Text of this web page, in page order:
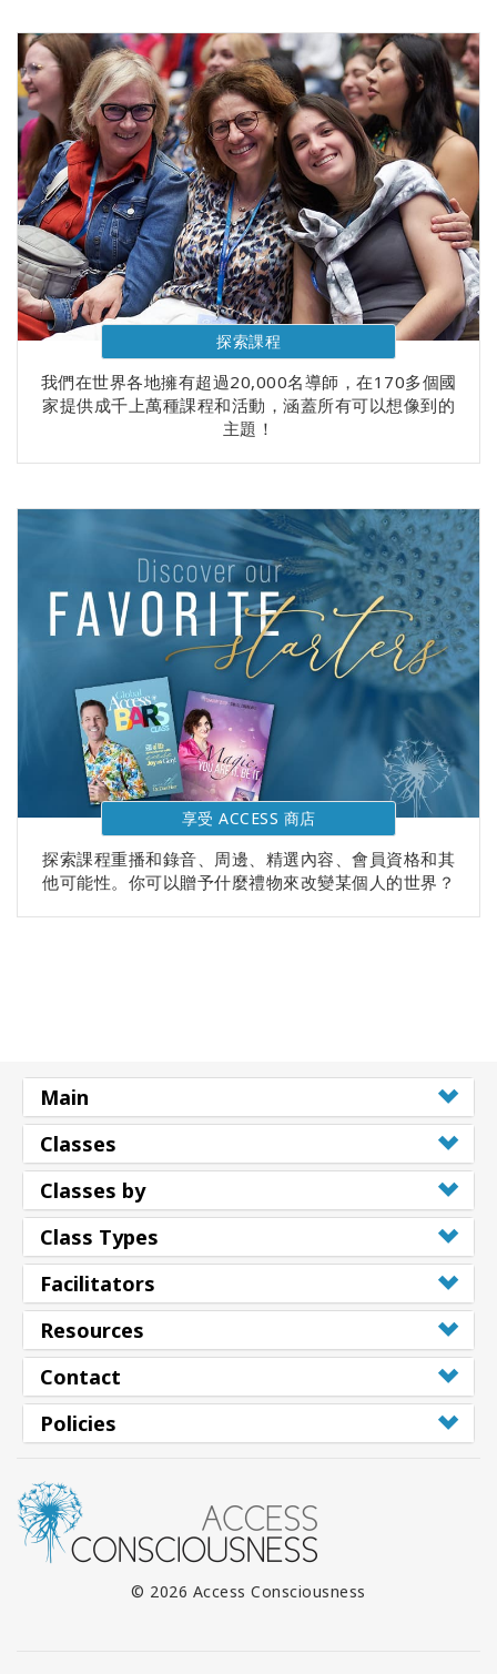
探索課程
我們在世界各地擁有超過20,000名導師，在170多個國
家提供成千上萬種課程和活動，涵蓋所有可以想像到的
主題！
享受 ACCESS 商店
探索課程重播和錄音、周邊、精選內容、會員資格和其
他可能性。你可以贈予什麼禮物來改變某個人的世界？
Main
Classes
Classes by
Class Types
Facilitators
Resources
Contact
Policies
© 2026 Access Consciousness